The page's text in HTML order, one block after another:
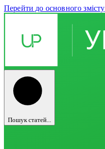
Перейти до основного змісту
Пошук статей...